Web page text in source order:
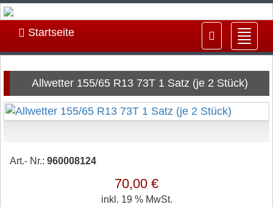
ein-/
Startseite
Allwetter 155/65 R13 73T 1 Satz (je 2 Stück)
Art.- Nr.: 960008124
70,00 €
inkl. 19 % MwSt.